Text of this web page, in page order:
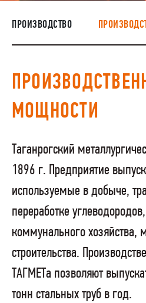
НАШИ ЛЮДИ
ОКРУЖАЮЩАЯ СРЕДА
ЗАКУПКИ
ПРОИЗВОДСТВО
МОЩНОСТИ
Таганрогский
1896 г. Предприятие
используемые в добыче,
переработке
коммунального хозяйства,
строительства.
ТАГМЕТа позволяют
тонн стальных труб в год.